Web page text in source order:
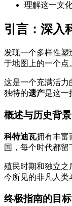
理解这一文
引言：深入
发现一个多样性塑
于地图上的一个点
这是一个充满活力
独特的遗产是这一
概述与历史背景
科特迪瓦拥有丰富
国，每个时代都留
殖民时期和独立之
今所见的非凡人类
终极指南的目标